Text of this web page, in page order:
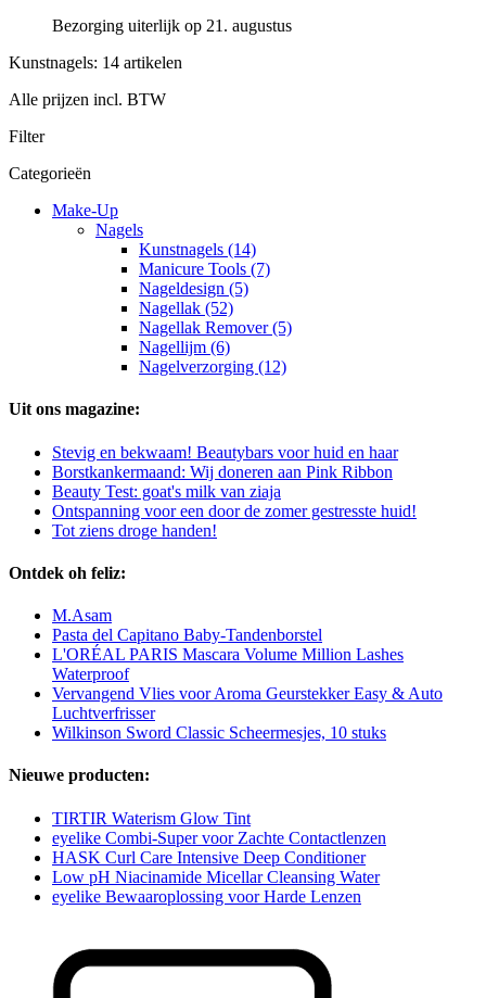
Bezorging uiterlijk op 21. augustus
Kunstnagels: 14 artikelen
Alle prijzen incl. BTW
Filter
Categorieën
Make-Up
Nagels
Kunstnagels (14)
Manicure Tools (7)
Nageldesign (5)
Nagellak (52)
Nagellak Remover (5)
Nagellijm (6)
Nagelverzorging (12)
Uit ons magazine:
Stevig en bekwaam! Beautybars voor huid en haar
Borstkankermaand: Wij doneren aan Pink Ribbon
Beauty Test: goat's milk van ziaja
Ontspanning voor een door de zomer gestresste huid!
Tot ziens droge handen!
Ontdek oh feliz:
M.Asam
Pasta del Capitano Baby-Tandenborstel
L'ORÉAL PARIS Mascara Volume Million Lashes
Waterproof
Vervangend Vlies voor Aroma Geurstekker Easy & Auto
Luchtverfrisser
Wilkinson Sword Classic Scheermesjes, 10 stuks
Nieuwe producten:
TIRTIR Waterism Glow Tint
eyelike Combi-Super voor Zachte Contactlenzen
HASK Curl Care Intensive Deep Conditioner
Low pH Niacinamide Micellar Cleansing Water
eyelike Bewaaroplossing voor Harde Lenzen